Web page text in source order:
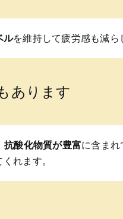
ルを維持して疲労感も減ら
あります
酸化物質が豊富に含まれ
くれます。